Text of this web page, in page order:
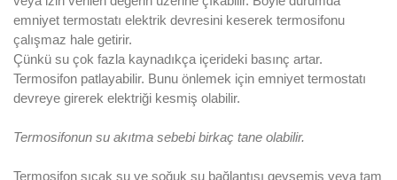
emniyet termostatı elektrik devresini keserek termosifonu
çalışmaz hale getirir.
Çünkü su çok fazla kaynadıkça içerideki basınç artar.
Termosifon patlayabilir. Bunu önlemek için emniyet termostatı
devreye girerek elektriği kesmiş olabilir.
Termosifonun su akıtma sebebi birkaç tane olabilir.
Termosifon sıcak su ve soğuk su bağlantısı gevşemiş veya tam